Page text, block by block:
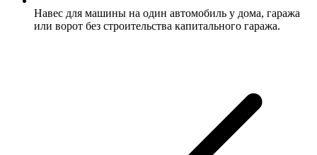
Навес для машины на один автомобиль у дома, гаража
или ворот без строительства капитального гаража.